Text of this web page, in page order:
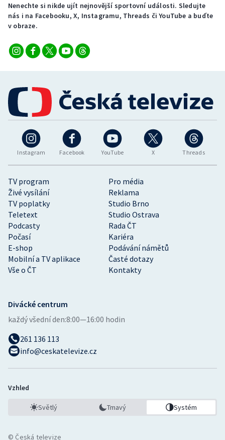
Nenechte si nikde ujít nejnovější sportovní události. Sledujte
nás i na Facebooku, X, Instagramu, Threads či YouTube a buďte
v obraze.
Instagram Facebook YouTube X Threads
TV program
Pro média
Živé vysílání
Reklama
TV poplatky
Studio Brno
Teletext
Studio Ostrava
Podcasty
Rada ČT
Počasí
Kariéra
E-shop
Podávání námětů
Mobilní a TV aplikace
Časté dotazy
Vše o ČT
Kontakty
Divácké centrum
každý všední den:8:00—16:00 hodin
261 136 113
info@ceskatelevize.cz
Vzhled
Světlý Tmavý Systém
© Česká televize